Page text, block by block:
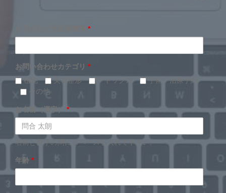
*
お問い合わせカテゴリ *
植毛
美容整形 デトックス
手術・治療予約
その他
お名前（漢字） *
名前と苗字の間にスペースを入れて下さい。
年齢 *